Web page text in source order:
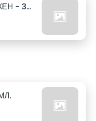
110. ШВЕПС РОЗОВ ТОНИК КЕН - 330МЛ.